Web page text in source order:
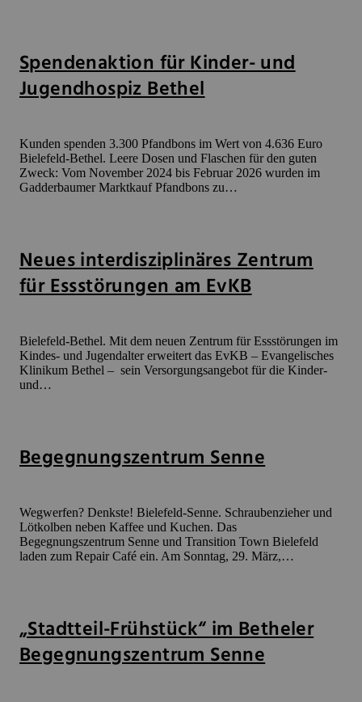
Spendenaktion für Kinder- und
Jugendhospiz Bethel
Kunden spenden 3.300 Pfandbons im Wert von 4.636 Euro
Bielefeld-Bethel. Leere Dosen und Flaschen für den guten
Zweck: Vom November 2024 bis Februar 2026 wurden im
Gadderbaumer Marktkauf Pfandbons zu…
Neues interdisziplinäres Zentrum
für Essstörungen am EvKB
Bielefeld-Bethel. Mit dem neuen Zentrum für Essstörungen im
Kindes- und Jugendalter erweitert das EvKB – Evangelisches
Klinikum Bethel – sein Versorgungsangebot für die Kinder-
und…
Begegnungszentrum Senne
Wegwerfen? Denkste! Bielefeld-Senne. Schraubenzieher und
Lötkolben neben Kaffee und Kuchen. Das
Begegnungszentrum Senne und Transition Town Bielefeld
laden zum Repair Café ein. Am Sonntag, 29. März,…
„Stadtteil-Frühstück“ im Betheler
Begegnungszentrum Senne